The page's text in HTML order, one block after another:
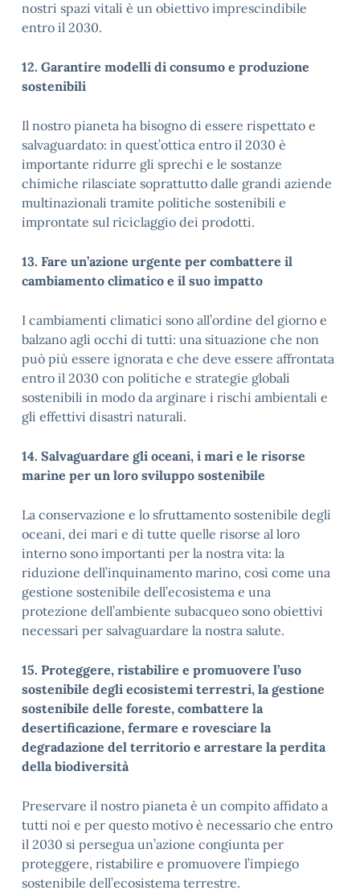
nostri spazi vitali è un obiettivo imprescindibile
entro il 2030.
12. Garantire modelli di consumo e produzione
sostenibili
Il nostro pianeta ha bisogno di essere rispettato e
salvaguardato: in quest’ottica entro il 2030 è
importante ridurre gli sprechi e le sostanze
chimiche rilasciate soprattutto dalle grandi aziende
multinazionali tramite politiche sostenibili e
improntate sul riciclaggio dei prodotti.
13. Fare un’azione urgente per combattere il
cambiamento climatico e il suo impatto
I cambiamenti climatici sono all’ordine del giorno e
balzano agli occhi di tutti: una situazione che non
può più essere ignorata e che deve essere affrontata
entro il 2030 con politiche e strategie globali
sostenibili in modo da arginare i rischi ambientali e
gli effettivi disastri naturali.
14. Salvaguardare gli oceani, i mari e le risorse
marine per un loro sviluppo sostenibile
La conservazione e lo sfruttamento sostenibile degli
oceani, dei mari e di tutte quelle risorse al loro
interno sono importanti per la nostra vita: la
riduzione dell’inquinamento marino, così come una
gestione sostenibile dell’ecosistema e una
protezione dell’ambiente subacqueo sono obiettivi
necessari per salvaguardare la nostra salute.
15. Proteggere, ristabilire e promuovere l’uso
sostenibile degli ecosistemi terrestri, la gestione
sostenibile delle foreste, combattere la
desertificazione, fermare e rovesciare la
degradazione del territorio e arrestare la perdita
della biodiversità
Preservare il nostro pianeta è un compito affidato a
tutti noi e per questo motivo è necessario che entro
il 2030 si persegua un’azione congiunta per
proteggere, ristabilire e promuovere l’impiego
sostenibile dell’ecosistema terrestre.